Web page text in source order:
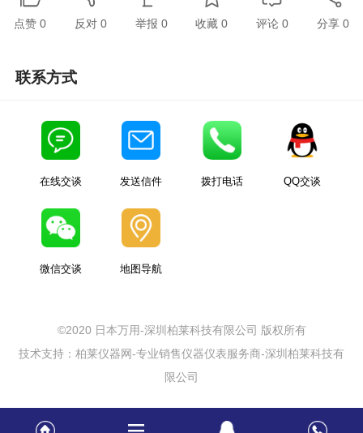
点赞0 反对 0 举报 0 收藏 0 评论 0 分享 0
联系方式
在线交谈 发送信件 拨打电话 QQ交谈
微信交谈 地图导航
©2020 日本万用-深圳柏莱科技有限公司 版权所有
技术支持：柏莱仪器网-专业销售仪器仪表服务商-深圳柏莱科技有
限公司